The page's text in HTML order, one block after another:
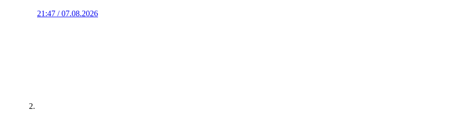
21:47 / 07.08.2026